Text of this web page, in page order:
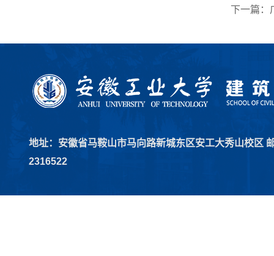
下一篇：
地址：安徽省马鞍山市马向路新城东区安工大秀山校区
2316522